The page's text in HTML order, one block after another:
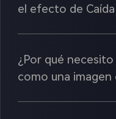
el efecto de Caída
¿Por qué
como una imagen